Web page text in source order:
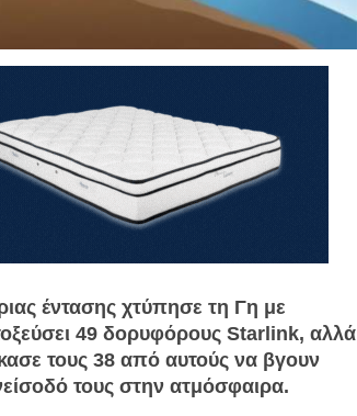
έντασης χτύπησε τη Γη με
49 δορυφόρους Starlink, αλλά
τους 38 από αυτούς να βγουν
τους στην ατμόσφαιρα.